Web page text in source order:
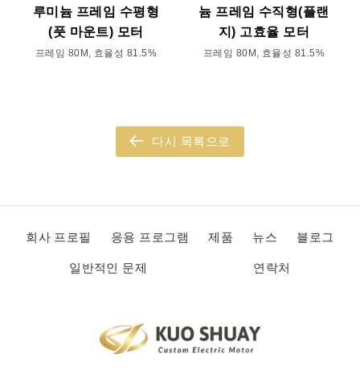
루미늄 프레임 수평형
(풋 마운트) 모터
프레임 80M, 효율성 81.5%
늄 프레임 수직형(플랜
지) 고효율 모터
프레임 80M, 효율성 81.5%
다시 목록으로
회사 프로필 응용 프로그램 제품 뉴스 블로그
일반적인 문제 연락처